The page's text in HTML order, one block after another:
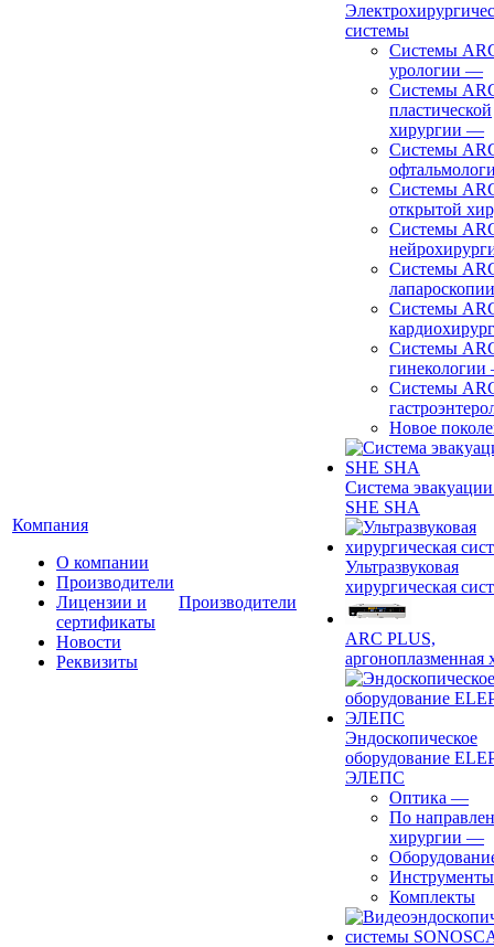
Компания
О компании
Производители
Лицензии и
сертификаты
Новости
Реквизиты
Производители
системы
Системы
урологии —
Системы
пластической
хирургии —
Системы
Системы
открытой
Системы
Системы
лапароскопии
Системы
Системы
гинекологии
Системы
Новое
Система
SHE SHA
Ультразвуковая
хирургическая
ARC PLUS,
аргоноплазменная
Эндоскопическое
оборудование
ЭЛЕПС
Оптика —
По
хирургии —
Инструменты
Комплекты